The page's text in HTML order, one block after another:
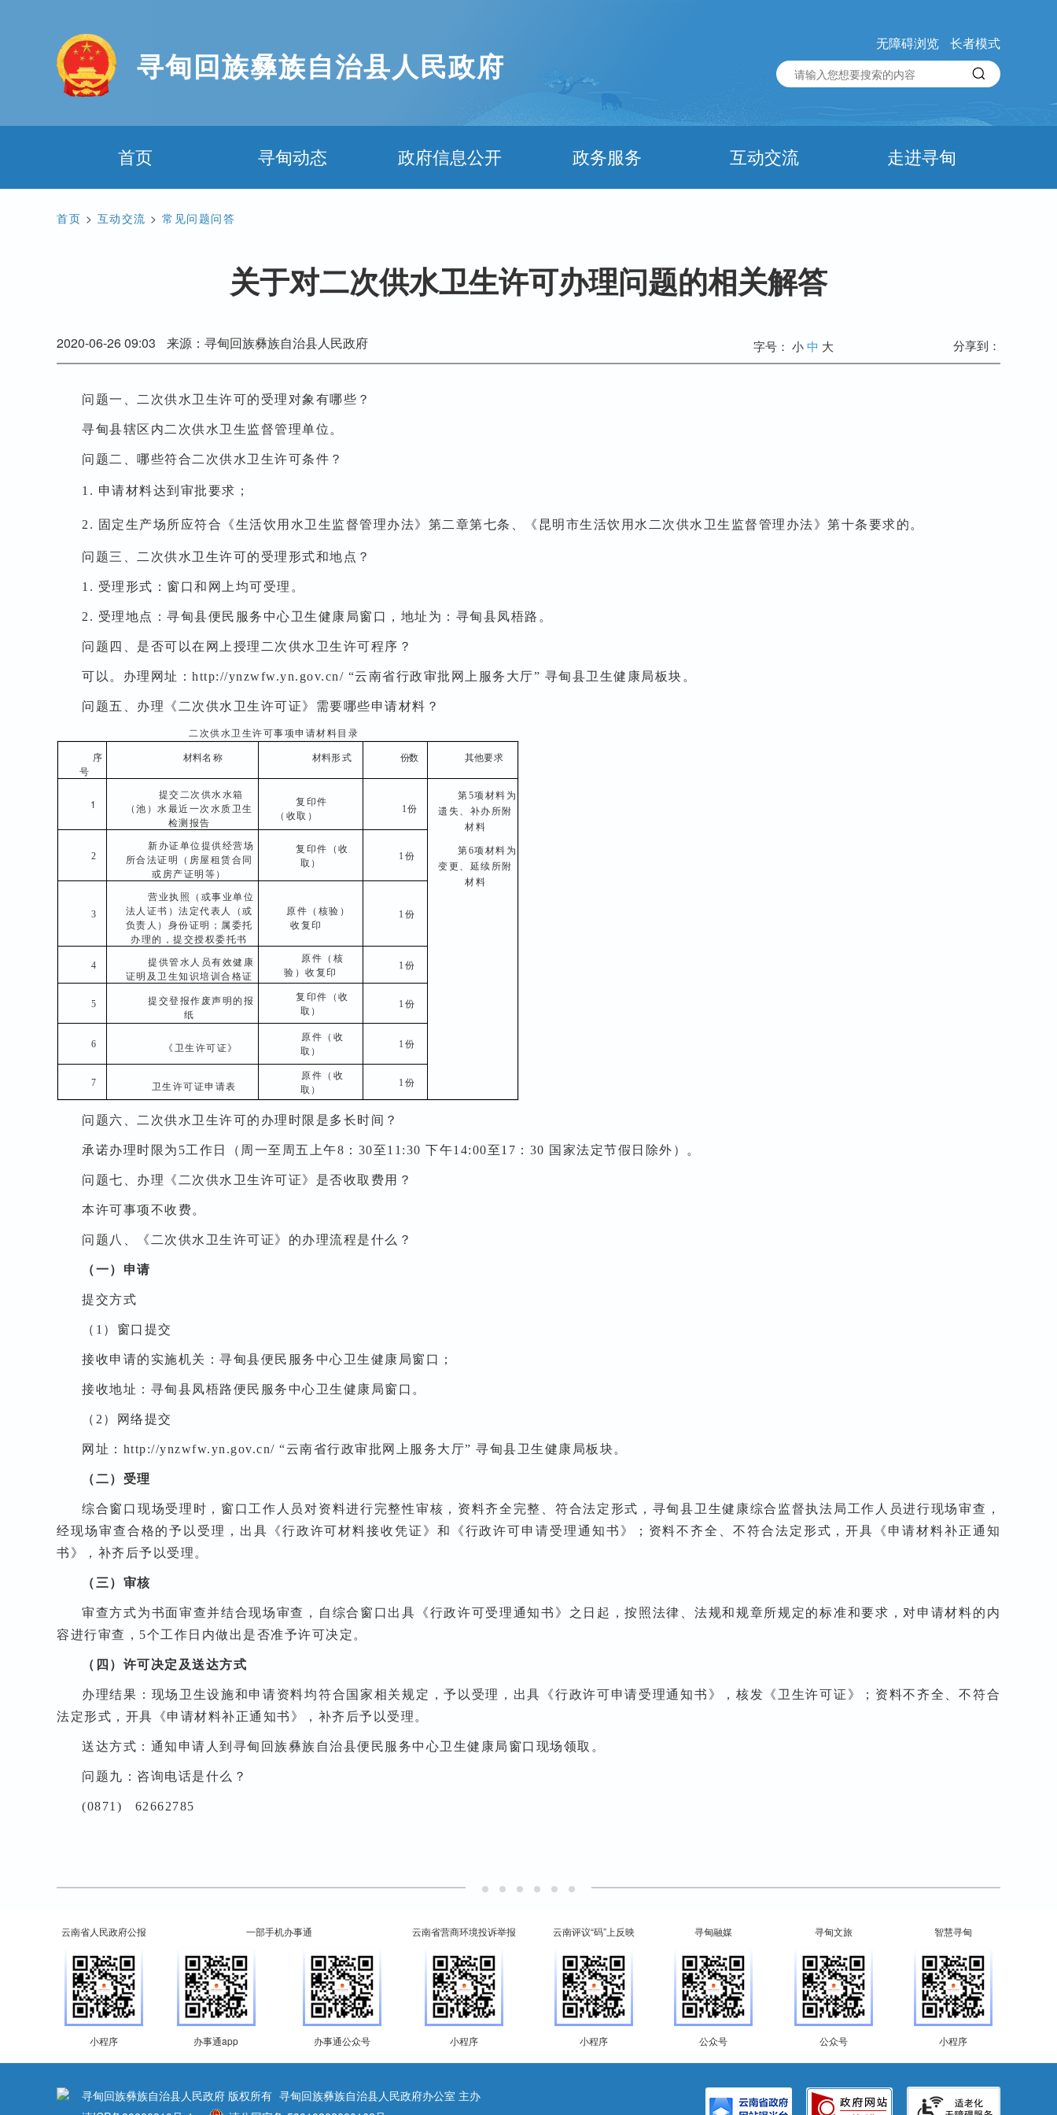
寻甸回族彝族自治县人民政府
无障碍浏览 长者模式
首页 寻甸动态 政府信息公开 政务服务 互动交流 走进寻甸
首页 > 互动交流 > 常见问题问答
关于对二次供水卫生许可办理问题的相关解答
2020-06-26 09:03 来源：寻甸回族彝族自治县人民政府 字号： 小中 大 分享到：
问题一、二次供水卫生许可的受理对象有哪些？
寻甸县辖区内二次供水卫生监督管理单位。
问题二、哪些符合二次供水卫生许可条件？
1. 申请材料达到审批要求；
2. 固定生产场所应符合《生活饮用水卫生监督管理办法》第二章第七条、《昆明市生活饮用水二次供水卫生监督管理办法》第十条要求的。
问题三、二次供水卫生许可的受理形式和地点？
1. 受理形式：窗口和网上均可受理。
2. 受理地点：寻甸县便民服务中心卫生健康局窗口，地址为：寻甸县凤梧路。
问题四、是否可以在网上授理二次供水卫生许可程序？
可以。办理网址：http://ynzwfw.yn.gov.cn/ “云南省行政审批网上服务大厅” 寻甸县卫生健康局板块。
问题五、办理《二次供水卫生许可证》需要哪些申请材料？
二次供水卫生许可事项申请材料目录
序
号
材料名称 材料形式 份数 其他要求
1
提交二次供水水箱
（池）水最近一次水质卫生
检测报告
复印件
（收取）
1份
第5项材料为
遗失、补办 所附
材料
第6项 材料为
变更、延续所附
材料
2
新办证单位提供经营场
所合法证明（房屋租赁合同
或房产证明等）
复印件（收
取）
1 份
3
营业执照（或事业单位
法人证书）法定代表人（或
负责人）身份证明；属委托
办理的，提交授权委托书
原件（核验）
收复印
1 份
4
提供管水人员有效健康
证明及卫生知识培训合格证
原件（核
验）收复印
1 份
5
提交登报作废声明的报
纸
复印件（收
取）
1 份
6 《卫生许可证》
原件（收
取）
1 份
7 卫生许可证申请表
原件（收
取）
1 份
问题六、二次供水卫生许可的办理时限是多长时间？
承诺办理时限为5工作日（周一至周五上午8：30至11:30 下午14:00至17：30 国家法定节假日除外）。
问题七、办理《二次供水卫生许可证》是否收取费用？
本许可事项不收费。
问题八、《二次供水卫生许可证》的办理流程是什么？
（一）申请
提交方式
（1）窗口提交
接收申请的实施机关：寻甸县便民服务中心卫生健康局窗口；
接收地址：寻甸县凤梧路便民服务中心卫生健康局窗口。
（2）网络提交
网址：http://ynzwfw.yn.gov.cn/ “云南省行政审批网上服务大厅” 寻甸县卫生健康局板块。
（二）受理
综合窗口现场受理时，窗口工作人员对资料进行完整性审核，资料齐全完整、符合法定形式，寻甸县卫生健康综合监督执法局工作人员进行现场审查，
经现场审查合格的予以受理，出具《行政许可材料接收凭证》和《行政许可申请受理通知书》；资料不齐全、不符合法定形式，开具《申请材料补正通知
书》，补齐后予以受理。
（三）审核
审查方式为书面审查并结合现场审查，自综合窗口出具《行政许可受理通知书》之日起，按照法律、法规和规章所规定的标准和要求，对申请材料的内
容进行审查，5个工作日内做出是否准予许可决定。
（四）许可决定及送达方式
办理结果：现场卫生设施和申请资料均符合国家相关规定，予以受理，出具《行政许可申请受理通知书》，核发《卫生许可证》；资料不齐全、不符合
法定形式，开具《申请材料补正通知书》，补齐后予以受理。
送达方式：通知申请人到寻甸回族彝族自治县便民服务中心卫生健康局窗口现场领取。
问题九：咨询电话是什么？
(0871) 62662785
云南省人民政府公报
小程序
一部手机办事通
办事通app 办事通公众号
云南省营商环境投诉举报
小程序
云南评议“码”上反映
小程序
寻甸融媒
公众号
寻甸文旅
公众号
智慧寻甸
小程序
寻甸回族彝族自治县人民政府 版权所有 寻甸回族彝族自治县人民政府办公室 主办